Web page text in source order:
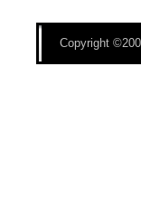
Copyright